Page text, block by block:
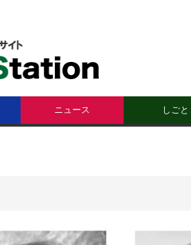
ニュース しごと